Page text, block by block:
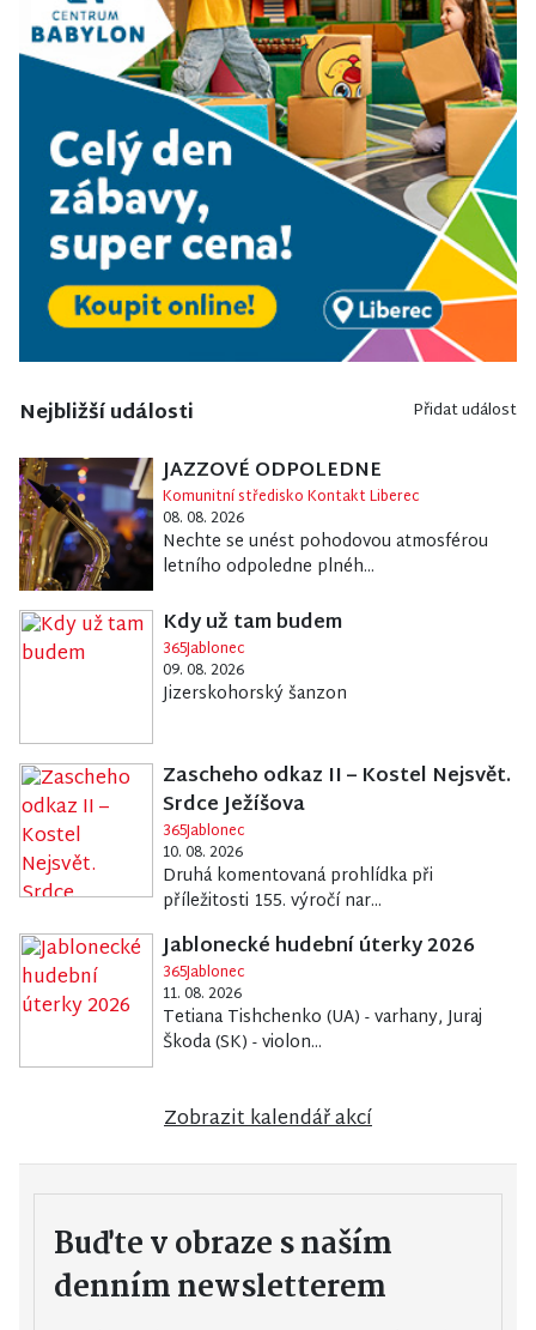
Nejbližší události Přidat událost
JAZZOVÉ ODPOLEDNE
Komunitní středisko Kontakt Liberec
08. 08. 2026
Nechte se unést pohodovou atmosférou
letního odpoledne plnéh...
Kdy už tam budem
365Jablonec
09. 08. 2026
Jizerskohorský šanzon
Zascheho odkaz II – Kostel Nejsvět.
Srdce Ježíšova
365Jablonec
10. 08. 2026
Druhá komentovaná prohlídka při
příležitosti 155. výročí nar...
Jablonecké hudební úterky 2026
365Jablonec
11. 08. 2026
Tetiana Tishchenko (UA) - varhany, Juraj
Škoda (SK) - violon...
Zobrazit kalendář akcí
Buďte v obraze s naším
denním newsletterem